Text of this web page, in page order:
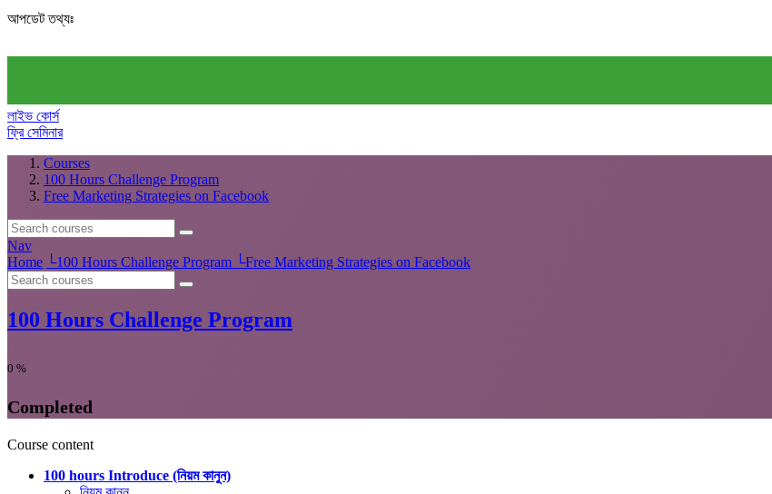
আপডেট তথ্যঃ
লাইভ কোর্স
ফ্রি সেমিনার
Courses
100 Hours Challenge Program
Free Marketing Strategies on Facebook
Nav
Home └100 Hours Challenge Program └Free Marketing Strategies on Facebook
100 Hours Challenge Program
0 %
Completed
Course content
100 hours Introduce (নিয়ম কানুন)